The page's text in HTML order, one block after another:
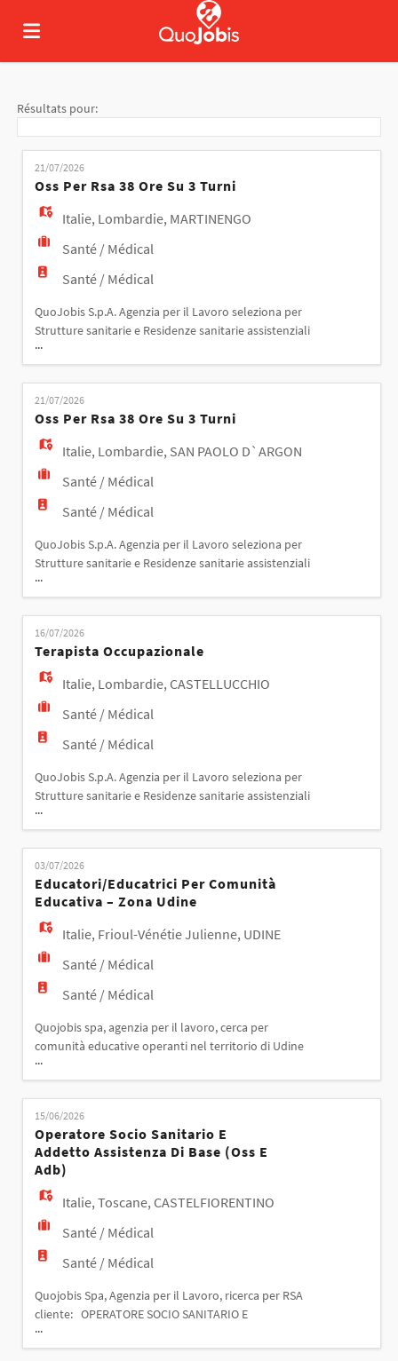
Emplois
Déposez
votre
CV
Connexion
Langue
EN
FR
IT
ES
PT
Résultats pour:
21/07/2026
Oss Per Rsa 38 Ore Su 3 Turni
Italie, Lombardie, MARTINENGO
Santé / Médical
Santé / Médical
QuoJobis S.p.A. Agenzia per il Lavoro seleziona per
Strutture sanitarie e Residenze sanitarie assistenziali
personale qualificato per il ruolo di OSS
Responsabilità La figura si occuperà del servizio
ODC: - assistenza degli ospiti nelle varie fasi della
giornata - assistenza nella cura e igiene - supporto
nella somministrazione di past
...
21/07/2026
Oss Per Rsa 38 Ore Su 3 Turni
Italie, Lombardie, SAN PAOLO D`ARGON
Santé / Médical
Santé / Médical
QuoJobis S.p.A. Agenzia per il Lavoro seleziona per
Strutture sanitarie e Residenze sanitarie assistenziali
personale qualificato per il ruolo di OSS
Responsabilità La figura si occuperà del servizio
ODC: - assistenza degli ospiti nelle varie fasi della
giornata - assistenza nella cura e igiene - supporto
nella somministrazione di past
...
16/07/2026
Terapista Occupazionale
Italie, Lombardie, CASTELLUCCHIO
Santé / Médical
Santé / Médical
QuoJobis S.p.A. Agenzia per il Lavoro seleziona per
Strutture sanitarie e Residenze sanitarie assistenziali
personale qualificato per il ruolo di TERAPISTA
OCCUPAZIONALE Responsabilità La figura si
occuperà di: - Accoglienza e assistenza dell'anziano
nella struttura - Progettazione del Piano
Assistenziale Individuale (PAI) per definire o
...
03/07/2026
Educatori/educatrici Per Comunità
Educativa – Zona Udine
Italie, Frioul-Vénétie Julienne, UDINE
Santé / Médical
Santé / Médical
Quojobis spa, agenzia per il lavoro, cerca per
comunità educative operanti nel territorio di Udine
da inserire nel proprio team multidisciplinare.
EDUCATORI/EDUCATRICI PER COMUNITÀ EDUCATIVA
– ZONA UDINE Attività principali: - Progettazione e
realizzazione di interventi educativi individualizzati.
- Affiancamento e supporto agli utenti nel
...
15/06/2026
Operatore Socio Sanitario E
Addetto Assistenza Di Base (oss E
Adb)
Italie,Toscane, CASTELFIORENTINO
Santé / Médical
Santé / Médical
Quojobis Spa, Agenzia per il Lavoro, ricerca per RSA
cliente: OPERATORE SOCIO SANITARIO E
ASSISTENTE DI BASE Le risorse si occuperanno di
effettuare assistenza ai degenti della struttura,
...